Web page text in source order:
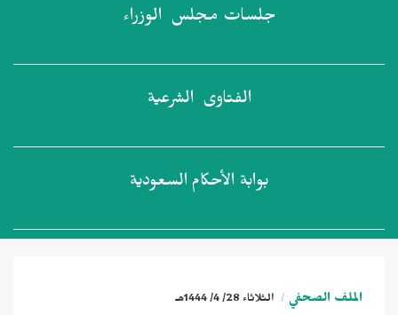
جلسات مجلس الوزراء
الفتاوى الشرعية
بوابة الأحكام السعودية
الملف الصحفي الثلاثاء 28/ 4/ 1444هـ